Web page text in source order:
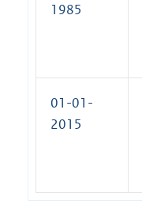
1985
01-01-
2015